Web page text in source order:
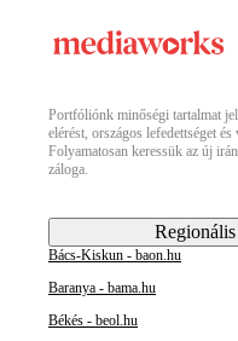
Portfóliónk minőségi tartalmat
elérést, országos lefedettséget
Folyamatosan keressük az új
záloga.
Bács-Kiskun - baon.hu
Baranya - bama.hu
Békés - beol.hu